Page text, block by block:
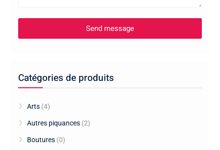
Catégories de produits
Arts (4)
Autres piquances (2)
Boutures (0)